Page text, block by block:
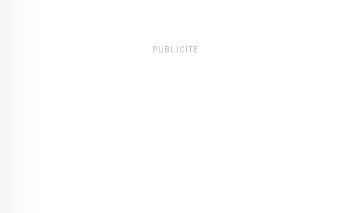
PUBLICITÉ